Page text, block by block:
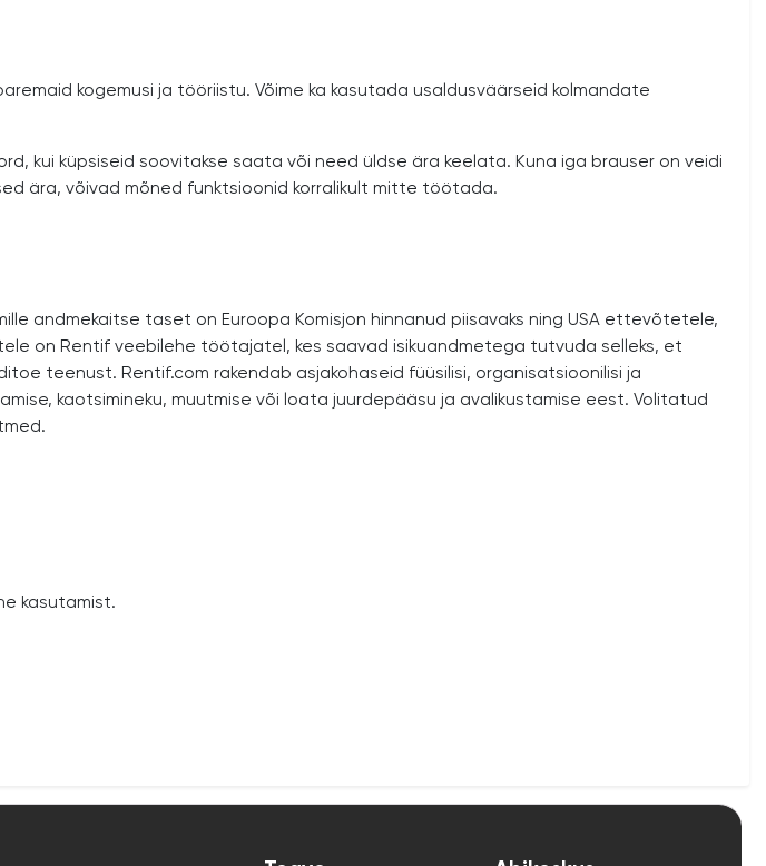
kogemusi ja tööriistu. Võime ka kasutada usaldusväärseid kolmandate
kui küpsiseid soovitakse saata või need üldse ära keelata. Kuna iga brauser on veidi
ära, võivad mõned funktsioonid korralikult mitte töötada.
andmekaitse taset on Euroopa Komisjon hinnanud piisavaks ning USA ettevõtetele,
on Rentif veebilehe töötajatel, kes saavad isikuandmetega tutvuda selleks, et
teenust. Rentif.com rakendab asjakohaseid füüsilisi, organisatsioonilisi ja
kaotsimineku, muutmise või loata juurdepääsu ja avalikustamise eest. Volitatud
kasutamist.